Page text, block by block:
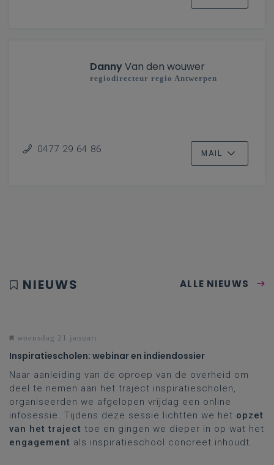
DannyVan den wouwer
regiodirecteur regio Antwerpen
0477 29 64 86 MAIL
NIEUWS ALLE NIEUWS
woensdag 21 januari
Inspiratiescholen: webinar en indiendossier
Naar aanleiding van de oproep van de overheid om
deel te nemen aan het traject inspiratiescholen,
organiseerden we afgelopen vrijdag een online
infosessie. Tijdens deze sessie lichtten we het opzet
van het traject toe en gingen we dieper in op wat het
engagement als inspiratieschool concreet inhoudt.